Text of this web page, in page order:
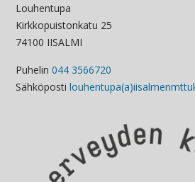
Louhentupa
Kirkkopuistonkatu 25
74100 IISALMI
Puhelin 044 3566720
Sähköposti